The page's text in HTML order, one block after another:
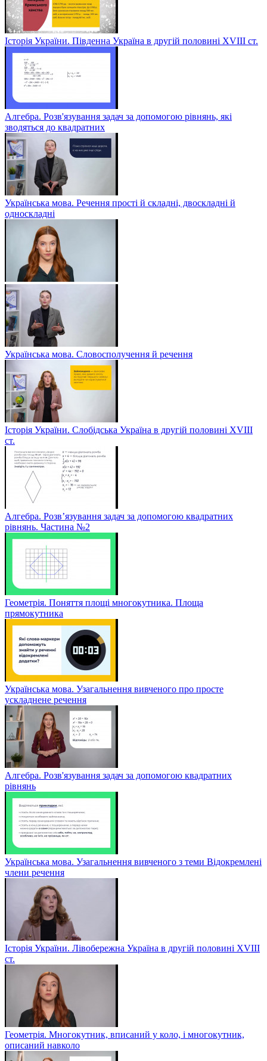
Історія України. Південна Україна в другій половині ХVІІІ ст.
Алгебра. Розв'язування задач за допомогою рівнянь, які
зводяться до квадратних
Українська мова. Речення прості й складні, двоскладні й
односкладні
Українська мова. Словосполучення й речення
Історія України. Слобідська Україна в другій половині ХVIIІ
ст.
Алгебра. Розв’язування задач за допомогою квадратних
рівнянь. Частина №2
Геометрія. Поняття площі многокутника. Площа
прямокутника
Українська мова. Узагальнення вивченого про просте
ускладнене речення
Алгебра. Розв'язування задач за допомогою квадратних
рівнянь
Українська мова. Узагальнення вивченого з теми Відокремлені
члени речення
Історія України. Лівобережна Україна в другій половині ХVIIІ
ст.
Геометрія. Многокутник, вписаний у коло, і многокутник,
описаний навколо